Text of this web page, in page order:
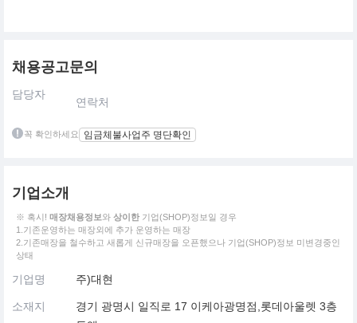
채용공고문의
담당자
연락처
꼭 확인하세요 임금체불사업주 명단확인
기업소개
※ 혹시! 매장채용정보와 상이한 기업(SHOP)정보일 경우
1.기존운영하는 매장외에 추가 운영하는 매장
2.기존매장을 철수하고 새롭게 신규매장을 오픈했으나 기업(SHOP)정보 미변경중인
상태
기업명 주)대현
소재지
경기 광명시 일직로 17 이케아광명점,롯데아울렛 3층